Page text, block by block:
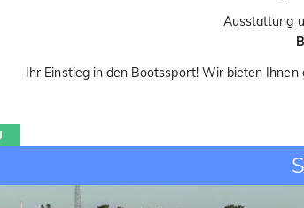
Ausstattung
Ihr Einstieg in den Bootssport! Wir bieten